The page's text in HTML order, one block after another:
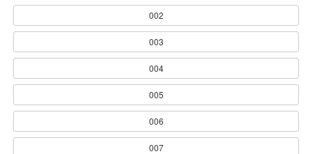
002
003
004
005
006
007